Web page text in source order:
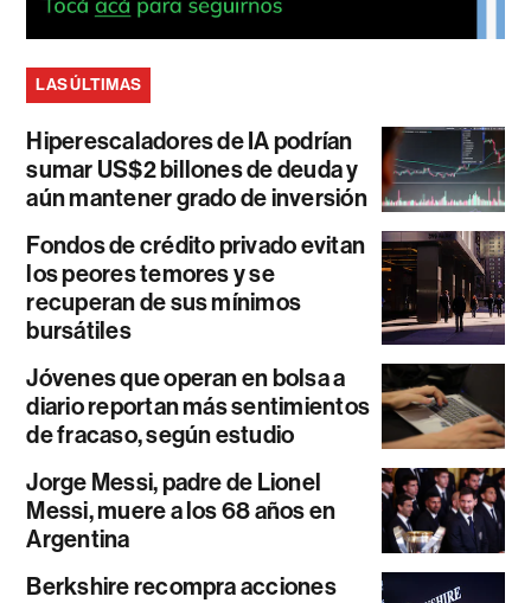
LAS ÚLTIMAS
Hiperescaladores de IA podrían
sumar US$2 billones de deuda y
aún mantener grado de inversión
Fondos de crédito privado evitan
los peores temores y se
recuperan de sus mínimos
bursátiles
Jóvenes que operan en bolsa a
diario reportan más sentimientos
de fracaso, según estudio
Jorge Messi, padre de Lionel
Messi, muere a los 68 años en
Argentina
Berkshire recompra acciones